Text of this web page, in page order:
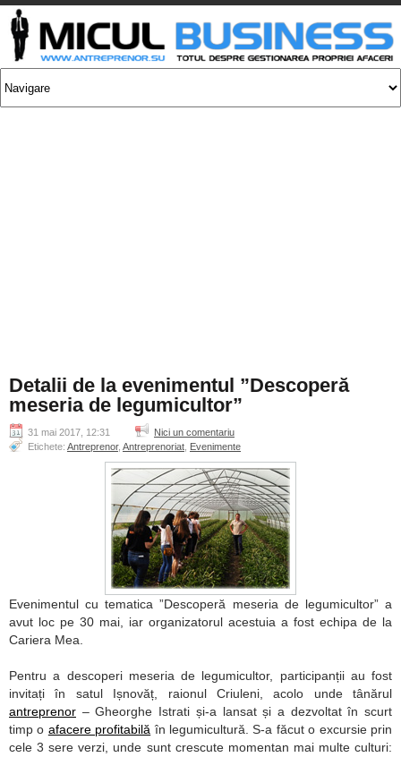
Detalii de la evenimentul ”Descoperă
meseria de legumicultor”
31 mai 2017, 12:31
Nici un comentariu
Etichete: Antreprenor, Antreprenoriat Evenimente
Evenimentul cu tematica ”Descoperă meseria de legumicultor” a
avut loc pe 30 mai, iar organizatorul acestuia a fost echipa de la
Cariera Mea.
Pentru a descoperi meseria de legumicultor, participanții au fost
invitați în satul Ișnovăț, raionul Criuleni, acolo unde tânărul
antreprenor – Gheorghe Istrati și-a lansat și a dezvoltat în scurt
timp o afacere profitabilă în legumicultură. S-a făcut o excursie prin
cele 3 sere verzi, unde sunt crescute momentan mai multe culturi: